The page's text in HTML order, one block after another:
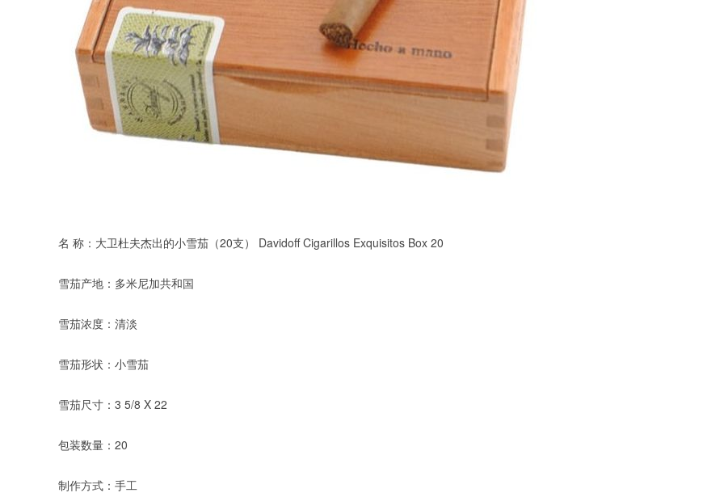
名 称：大卫杜夫杰出的小雪茄（20支） Davidoff Cigarillos Exquisitos Box 20
雪茄产地：多米尼加共和国
雪茄浓度：清淡
雪茄形状：小雪茄
雪茄尺寸：3 5/8 X 22
包装数量：20
制作方式：手工